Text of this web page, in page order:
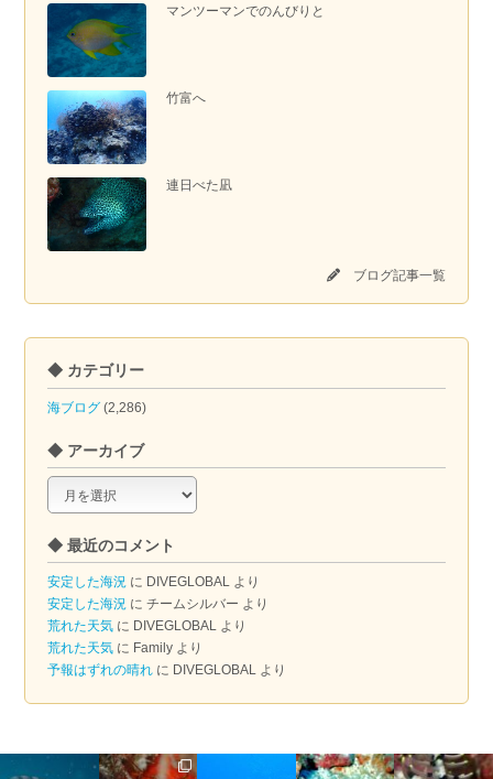
マンツーマンでのんびりと
竹富へ
連日べた凪
ブログ記事一覧
◆ カテゴリー
海ブログ (2,286)
◆ アーカイブ
◆
ア
カ
イ
ブ
◆ 最近のコメント
安定した海況 に DIVEGLOBAL より
安定した海況 にチームシルバー より
荒れた天気 に DIVEGLOBAL より
荒れた天気 に Family より
予報はずれの晴れ に DIVEGLOBAL より